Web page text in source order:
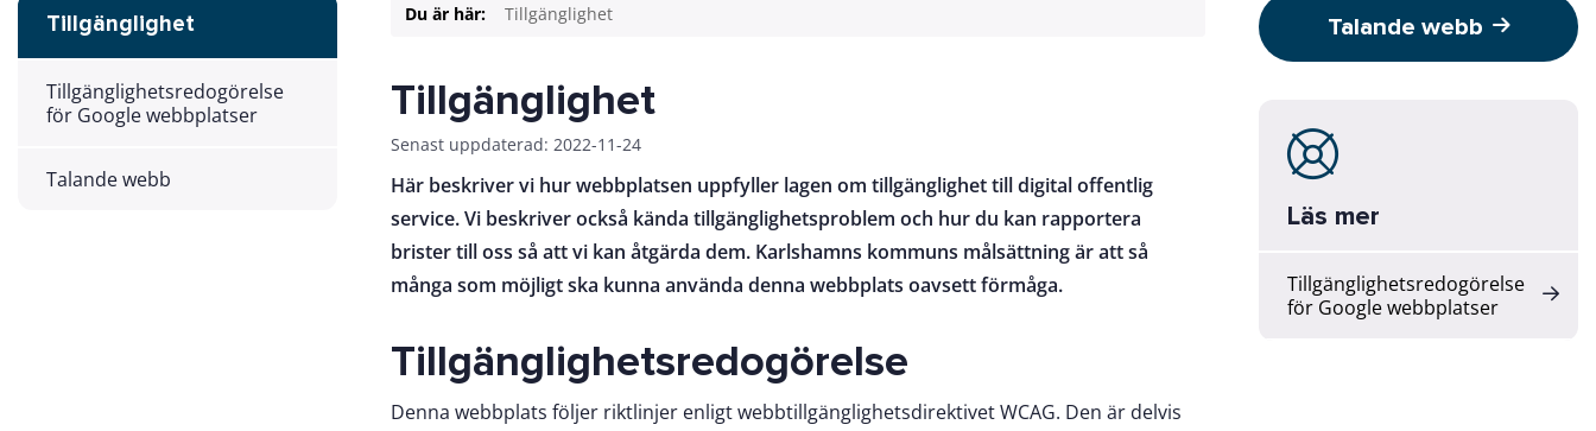
Tillgänglighet
Tillgänglighetsredogörelse
för Google webbplatser
Talande webb
Du är här: Tillgänglighet
Tillgänglighet
Senast uppdaterad: 2022-11-24
Här beskriver vi hur webbplatsen uppfyller lagen om tillgänglighet till digital offentlig
service. Vi beskriver också kända tillgänglighetsproblem och hur du kan rapportera
brister till oss så att vi kan åtgärda dem. Karlshamns kommuns målsättning är att så
många som möjligt ska kunna använda denna webbplats oavsett förmåga.
Tillgänglighetsredogörelse
Denna webbplats följer riktlinjer enligt webbtillgänglighetsdirektivet WCAG. Den är delvis
Talande webb
Läs mer
Tillgänglighetsredogörelse
för Google webbplatser